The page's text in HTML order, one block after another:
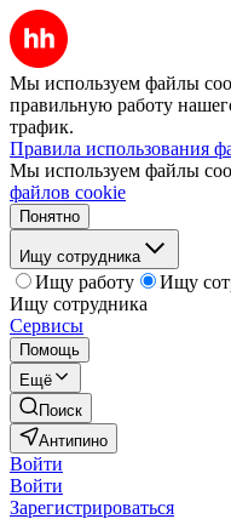
Мы используем файлы
правильную работу
трафик.
Правила использования
Мы используем файлы
файлов cookie
Понятно
Ищу сотрудника
Ищу работу
Ищу
Ищу сотрудника
Сервисы
Помощь
Ещё
Поиск
Антипино
Войти
Войти
Зарегистрироваться